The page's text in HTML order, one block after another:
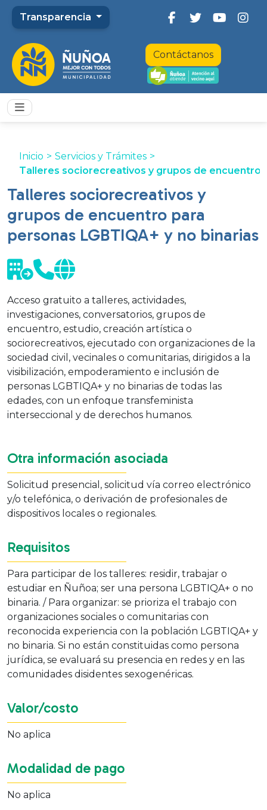
Transparencia
Contáctanos
Inicio > Servicios y Trámites >
Talleres sociorecreativos y grupos de encuentro
Talleres sociorecreativos y
grupos de encuentro para
personas LGBTIQA+ y no binarias
Acceso gratuito a talleres, actividades,
investigaciones, conversatorios, grupos de
encuentro, estudio, creación artística o
sociorecreativos, ejecutado con organizaciones de la
sociedad civil, vecinales o comunitarias, dirigidos a la
visibilización, empoderamiento e inclusión de
personas LGBTIQA+ y no binarias de todas las
edades, con un enfoque transfeminista
interseccional y de derechos humanos.
Otra información asociada
Solicitud presencial, solicitud vía correo electrónico
y/o telefónica, o derivación de profesionales de
dispositivos locales o regionales.
Requisitos
Para participar de los talleres: residir, trabajar o
estudiar en Ñuñoa; ser una persona LGBTIQA+ o no
binaria. / Para organizar: se prioriza el trabajo con
organizaciones sociales o comunitarias con
reconocida experiencia con la población LGBTIQA+ y
no binaria. Si no están constituidas como persona
jurídica, se evaluará su presencia en redes y en las
comunidades disidentes sexogenéricas.
Valor/costo
No aplica
Modalidad de pago
No aplica